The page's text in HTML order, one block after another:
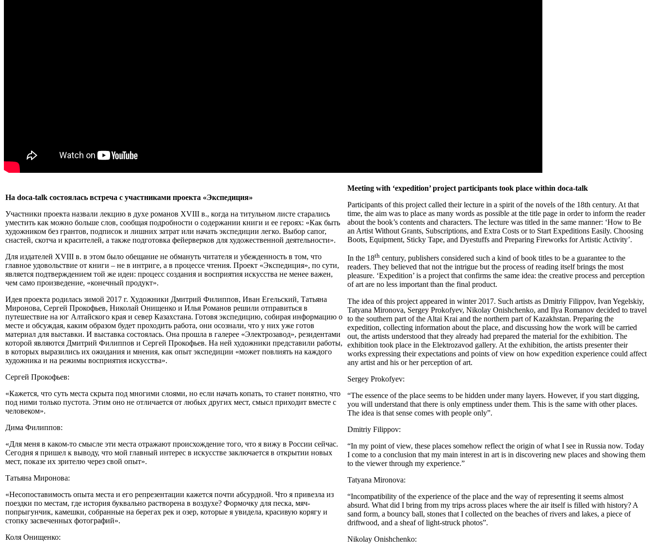
На doca-talk состоялась встреча с участниками проекта «Экспедиция»
Участники проекта назвали лекцию в духе романов XVIII в., когда на титульном листе старались
уместить как можно больше слов, сообщая подробности о содержании книги и ее героях: «Как быть
художником без грантов, подписок и лишних затрат или начать экспедиции легко. Выбор сапог,
снастей, скотча и красителей, а также подготовка фейерверков для художественной деятельности».
Для издателей XVIII в. в этом было обещание не обмануть читателя и убежденность в том, что
главное удовольствие от книги – не в интриге, а в процессе чтения. Проект «Экспедиция», по сути,
является подтверждением той же идеи: процесс создания и восприятия искусства не менее важен,
чем само произведение, «конечный продукт».
Идея проекта родилась зимой 2017 г. Художники Дмитрий Филиппов, Иван Егельский, Татьяна
Миронова, Сергей Прокофьев, Николай Онищенко и Илья Романов решили отправиться в
путешествие на юг Алтайского края и север Казахстана. Готовя экспедицию, собирая информацию о
месте и обсуждая, каким образом будет проходить работа, они осознали, что у них уже готов
материал для выставки. И выставка состоялась. Она прошла в галерее «Электрозавод», резидентами
которой являются Дмитрий Филиппов и Сергей Прокофьев. На ней художники представили работы,
в которых выразились их ожидания и мнения, как опыт экспедиции «может повлиять на каждого
художника и на режимы восприятия искусства».
Сергей Прокофьев:
«Кажется, что суть места скрыта под многими слоями, но если начать копать, то станет понятно, что
под ними только пустота. Этим оно не отличается от любых других мест, смысл приходит вместе с
человеком».
Дима Филиппов:
«Для меня в каком-то смысле эти места отражают происхождение того, что я вижу в России сейчас.
Сегодня я пришел к выводу, что мой главный интерес в искусстве заключается в открытии новых
мест, показе их зрителю через свой опыт».
Татьяна Миронова:
«Несопоставимость опыта места и его репрезентации кажется почти абсурдной. Что я привезла из
поездки по местам, где история буквально растворена в воздухе? Формочку для песка, мяч-
попрыгунчик, камешки, собранные на берегах рек и озер, которые я увидела, красивую корягу и
стопку засвеченных фотографий».
Коля Онищенко:
Meeting with ‘expedition’ project participants took place within doca-talk
Participants of this project called their lecture in a spirit of the novels of the 18th century. At that
time, the aim was to place as many words as possible at the title page in order to inform the reader
about the book’s contents and characters. The lecture was titled in the same manner: ‘How to Be
an Artist Without Grants, Subscriptions, and Extra Costs or to Start Expeditions Easily. Choosing
Boots, Equipment, Sticky Tape, and Dyestuffs and Preparing Fireworks for Artistic Activity’.
In the 18th century, publishers considered such a kind of book titles to be a guarantee to the
readers. They believed that not the intrigue but the process of reading itself brings the most
pleasure. ‘Expedition’ is a project that confirms the same idea: the creative process and perception
of art are no less important than the final product.
The idea of this project appeared in winter 2017. Such artists as Dmitriy Filippov, Ivan Yegelskiy,
Tatyana Mironova, Sergey Prokofyev, Nikolay Onishchenko, and Ilya Romanov decided to travel
to the southern part of the Altai Krai and the northern part of Kazakhstan. Preparing the
expedition, collecting information about the place, and discussing how the work will be carried
out, the artists understood that they already had prepared the material for the exhibition. The
exhibition took place in the Elektrozavod gallery. At the exhibition, the artists presenter their
works expressing their expectations and points of view on how expedition experience could affect
any artist and his or her perception of art.
Sergey Prokofyev:
“The essence of the place seems to be hidden under many layers. However, if you start digging,
you will understand that there is only emptiness under them. This is the same with other places.
The idea is that sense comes with people only”.
Dmitriy Filippov:
“In my point of view, these places somehow reflect the origin of what I see in Russia now. Today
I come to a conclusion that my main interest in art is in discovering new places and showing them
to the viewer through my experience.”
Tatyana Mironova:
“Incompatibility of the experience of the place and the way of representing it seems almost
absurd. What did I bring from my trips across places where the air itself is filled with history? A
sand form, a bouncy ball, stones that I collected on the beaches of rivers and lakes, a piece of
driftwood, and a sheaf of light-struck photos”.
Nikolay Onishchenko: